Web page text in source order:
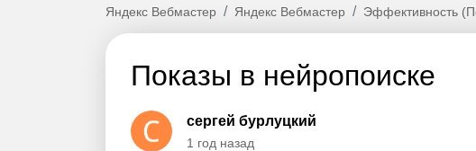
Яндекс Вебмастер Яндекс Вебмастер Эффективность
Показы в нейропоиске
сергей бурлуцкий
1 год назад